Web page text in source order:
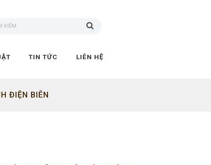
TIN TỨC LIÊN HỆ
ĐIỆN BIÊN